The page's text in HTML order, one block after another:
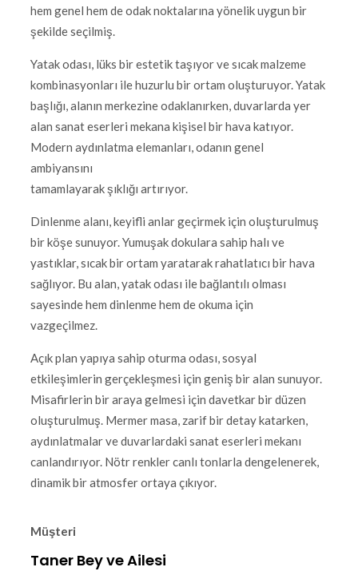
hem genel hem de odak noktalarına yönelik uygun bir
şekilde seçilmiş.
Yatak odası, lüks bir estetik taşıyor ve sıcak malzeme
kombinasyonları ile huzurlu bir ortam oluşturuyor. Yatak
başlığı, alanın merkezine odaklanırken, duvarlarda yer
alan sanat eserleri mekana kişisel bir hava katıyor.
Modern aydınlatma elemanları, odanın genel
ambiyansını
tamamlayarak şıklığı artırıyor.
Dinlenme alanı, keyifli anlar geçirmek için oluşturulmuş
bir köşe sunuyor. Yumuşak dokulara sahip halı ve
yastıklar, sıcak bir ortam yaratarak rahatlatıcı bir hava
sağlıyor. Bu alan, yatak odası ile bağlantılı olması
sayesinde hem dinlenme hem de okuma için
vazgeçilmez.
Açık plan yapıya sahip oturma odası, sosyal
etkileşimlerin gerçekleşmesi için geniş bir alan sunuyor.
Misafirlerin bir araya gelmesi için davetkar bir düzen
oluşturulmuş. Mermer masa, zarif bir detay katarken,
aydınlatmalar ve duvarlardaki sanat eserleri mekanı
canlandırıyor. Nötr renkler canlı tonlarla dengelenerek,
dinamik bir atmosfer ortaya çıkıyor.
Müşteri
Taner Bey ve Ailesi